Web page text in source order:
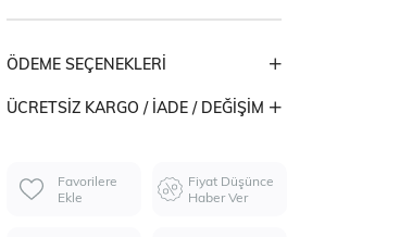
ÖDEME SEÇENEKLERI
ÜCRETSIZ KARGO / İADE / DEĞIŞIM
Favorilere
Ekle
Fiyat Düşünce
Haber Ver